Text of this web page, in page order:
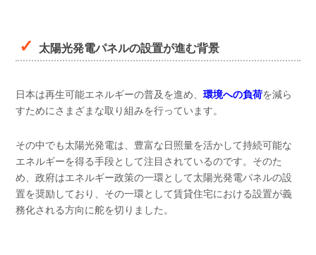
太陽光発電パネルの設置が進む背景
日本は再生可能エネルギーの普及を進め、 環境への負荷を減ら
すためにさまざまな取り組みを行っています。
その中でも太陽光発電は、豊富な日照量を活かして持続可能な
エネルギーを得る手段として注目されているのです。そのた
め、政府はエネルギー政策の一環として太陽光発電パネルの設
置を奨励しており、その一環として賃貸住宅における設置が義
務化される方向に舵を切りました。